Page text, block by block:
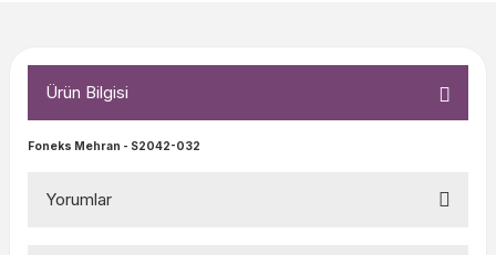
Ürün Bilgisi
Foneks Mehran - S2042-032
Yorumlar